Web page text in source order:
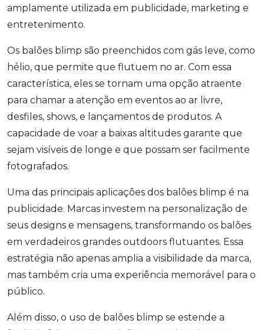
amplamente utilizada em publicidade, marketing e
entretenimento.
Os balões blimp são preenchidos com gás leve, como
hélio, que permite que flutuem no ar. Com essa
característica, eles se tornam uma opção atraente
para chamar a atenção em eventos ao ar livre,
desfiles, shows, e lançamentos de produtos. A
capacidade de voar a baixas altitudes garante que
sejam visíveis de longe e que possam ser facilmente
fotografados.
Uma das principais aplicações dos balões blimp é na
publicidade. Marcas investem na personalização de
seus designs e mensagens, transformando os balões
em verdadeiros grandes outdoors flutuantes. Essa
estratégia não apenas amplia a visibilidade da marca,
mas também cria uma experiência memorável para o
público.
Além disso, o uso de balões blimp se estende a